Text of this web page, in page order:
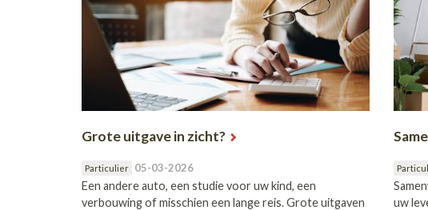
Grote uitgave in zicht?
Particulier 05-03-2026
Een andere auto, een studie voor uw kind, een
verbouwing of misschien een lange reis. Grote uitgaven
uw